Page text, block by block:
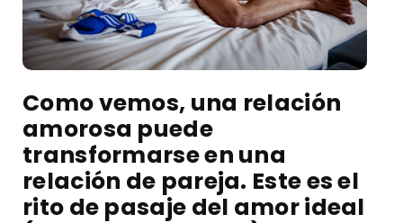
Como vemos, una relación
amorosa puede
transformarse en una
relación de pareja. Este es el
rito de pasaje del amor ideal